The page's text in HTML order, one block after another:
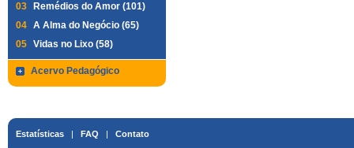
03
Remédios do Amor (101)
04 A Alma do Negócio (65)
05 Vidas no Lixo (58)
Acervo Pedagógico
Estatísticas | FAQ | Contato